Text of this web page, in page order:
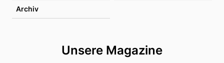
Archiv
Unsere Magazine